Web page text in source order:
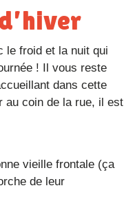
! Il vous reste
dans cette
au coin de la rue, il est
de leur